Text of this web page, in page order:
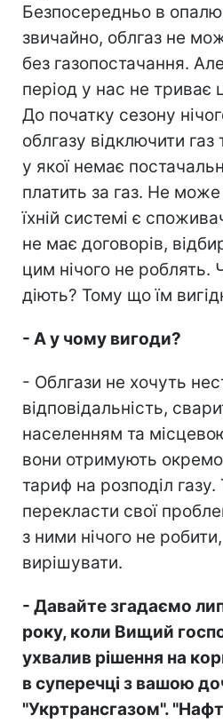
Безпосередньо в
звичайно, облгаз не
без газопостачання.
період у нас не триває
До початку сезону
облгазу відключити газ
у якої немає
платить за газ. Не
їхній системі є
не має договорів,
цим нічого не роблять.
діють? Тому що їм
- А у чому вигоди?
- Облгази не хочуть
відповідальність,
населенням та
вони отримують окремо
тариф на розподіл
перекласти свої
з ними нічого не робити,
вирішувати.
- Давайте згадаємо
року, коли Вищий
ухвалив рішення на
в суперечці з вашою
"Укртрансгазом".